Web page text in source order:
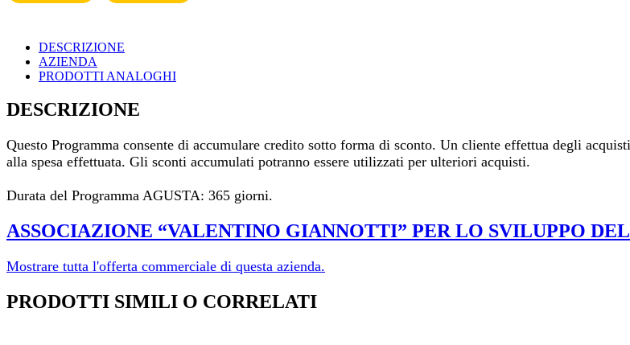
DESCRIZIONE
AZIENDA
PRODOTTI ANALOGHI
DESCRIZIONE
Questo Programma consente di accumulare credito sotto forma di sconto. Un cliente effettua degli
alla spesa effettuata. Gli sconti accumulati potranno essere utilizzati per ulteriori acquisti.
Durata del Programma AGUSTA: 365 giorni.
ASSOCIAZIONE “VALENTINO GIANNOTTI” PER LO SVILUPPO
Mostrare tutta l'offerta commerciale di questa azienda.
PRODOTTI SIMILI O CORRELATI